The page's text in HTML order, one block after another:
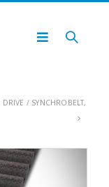
/ SYNCHROBELT,